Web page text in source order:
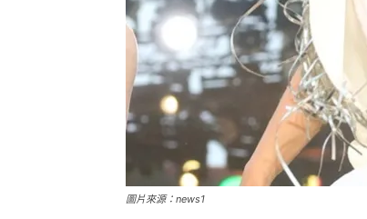
圖片來源：news1